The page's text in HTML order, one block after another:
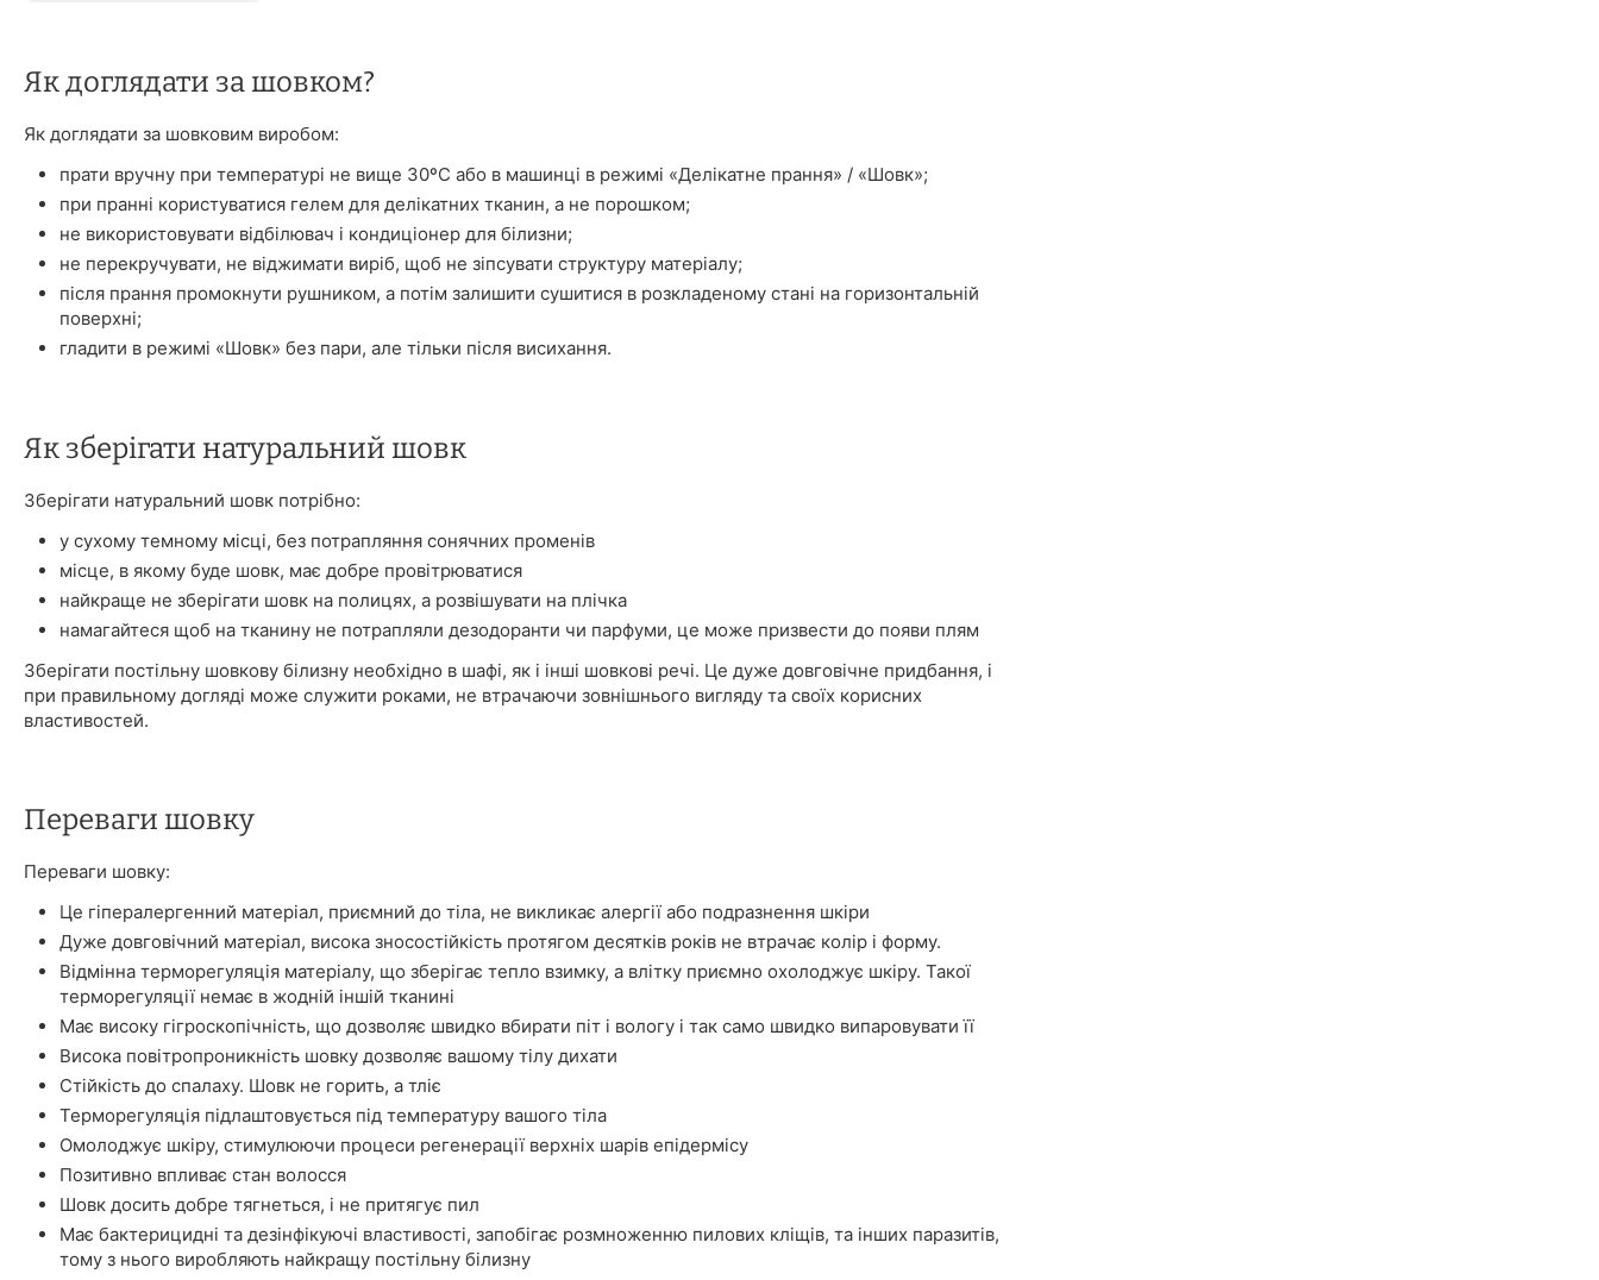
Як доглядати за шовком?
Як доглядати за шовковим виробом:
прати вручну при температурі не вище 30ºС або в машинці в режимі «Делікатне прання» / «Шовк»;
при пранні користуватися гелем для делікатних тканин, а не порошком;
не використовувати відбілювач і кондиціонер для білизни;
не перекручувати, не віджимати виріб, щоб не зіпсувати структуру матеріалу;
після прання промокнути рушником, а потім залишити сушитися в розкладеному стані на горизонтальній
поверхні;
гладити в режимі «Шовк» без пари, але тільки після висихання.
Як зберігати натуральний шовк
Зберігати натуральний шовк потрібно:
у сухому темному місці, без потрапляння сонячних променів
місце, в якому буде шовк, має добре провітрюватися
найкраще не зберігати шовк на полицях, а розвішувати на плічка
намагайтеся щоб на тканину не потрапляли дезодоранти чи парфуми, це може призвести до появи плям
Зберігати постільну шовкову білизну необхідно в шафі, як і інші шовкові речі. Це дуже довговічне придбання, і
при правильному догляді може служити роками, не втрачаючи зовнішнього вигляду та своїх корисних
властивостей.
Переваги шовку
Переваги шовку:
Це гіпералергенний матеріал, приємний до тіла, не викликає алергії або подразнення шкіри
Дуже довговічний матеріал, висока зносостійкість протягом десятків років не втрачає колір і форму.
Відмінна терморегуляція матеріалу, що зберігає тепло взимку, а влітку приємно охолоджує шкіру. Такої
терморегуляції немає в жодній іншій тканині
Має високу гігроскопічність, що дозволяє швидко вбирати піт і вологу і так само швидко випаровувати її
Висока повітропроникність шовку дозволяє вашому тілу дихати
Стійкість до спалаху. Шовк не горить, а тліє
Терморегуляція підлаштовується під температуру вашого тіла
Омолоджує шкіру, стимулюючи процеси регенерації верхніх шарів епідермісу
Позитивно впливає стан волосся
Шовк досить добре тягнеться, і не притягує пил
Має бактерицидні та дезінфікуючі властивості, запобігає розмноженню пилових кліщів, та інших паразитів,
тому з нього виробляють найкращу постільну білизну